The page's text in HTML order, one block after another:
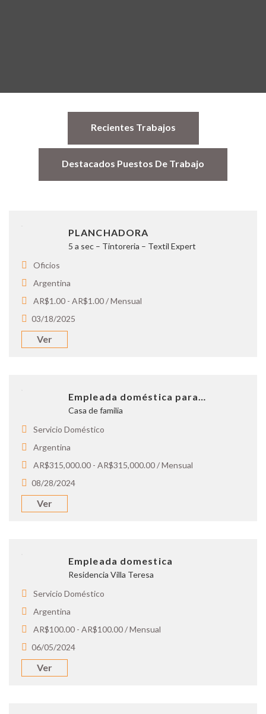
Recientes Trabajos
Destacados Puestos De Trabajo
PLANCHADORA
5 a sec – Tintoreria – Textil Expert
Oficios
Argentina
AR$1.00 - AR$1.00 / Mensual
03/18/2025
Ver
Empleada doméstica para…
Casa de familia
Servicio Doméstico
Argentina
AR$315,000.00 - AR$315,000.00 / Mensual
08/28/2024
Ver
Empleada domestica
Residencia Villa Teresa
Servicio Doméstico
Argentina
AR$100.00 - AR$100.00 / Mensual
06/05/2024
Ver